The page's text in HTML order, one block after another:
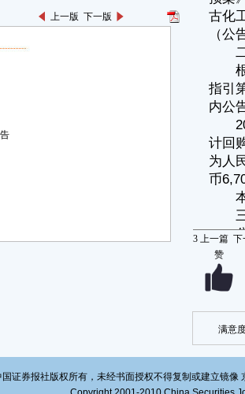
上一版 下一版
场情况择机做出回购决策并予以实施，同
时履行信息披露义务，敬请广大投资者注意
特此公告。
中盐内蒙古化工股份有限公司董事会
证券代码：600328 证券简称：中盐化
关于2021年限制性股票激励计划预留授
本公司董事会及全体董事保证本公告内
性陈述或者重大遗漏，并对其内容的真实
● 本次股票上市类型为股权激励股份；
本次股票上市流通总数为920,556股。
● 本次股票上市流通日期为2025年8月
中盐内蒙古化工股份有限公司（以下简称
召开第九届董事会第三次会议，审议通过
激励计划预留授予部分第二个解除限售期
据《中盐内蒙古化工股份有限公司2021年
稿）》（以下简称“《激励计划（草案修订
第一次临时股东大会的授权，现就公司
一、2021年股权激励计划已履行的相关
1．2021年12月31日，公司召开第七届
届监事会第二十四次会议，审议通过《
2．2022年1月12日至2022年1月21日，
单。
3 上一篇 下
赞
满意
国证券报社版权所有，未经书面授权不得复制或建立镜